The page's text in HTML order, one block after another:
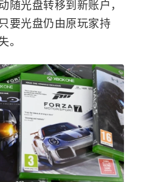
随光盘转移到新账户，
要光盘仍由原玩家持
。